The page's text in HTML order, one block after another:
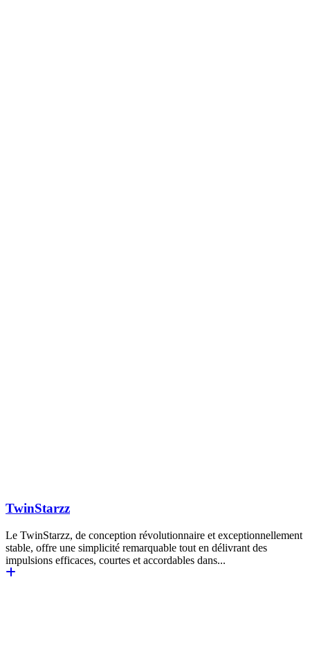
TwinStarzz
Le TwinStarzz, de conception révolutionnaire et exceptionnellement
stable, offre une simplicité remarquable tout en délivrant des
impulsions efficaces, courtes et accordables dans...